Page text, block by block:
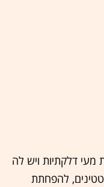
דלקתיות ויש לה
להפחתת